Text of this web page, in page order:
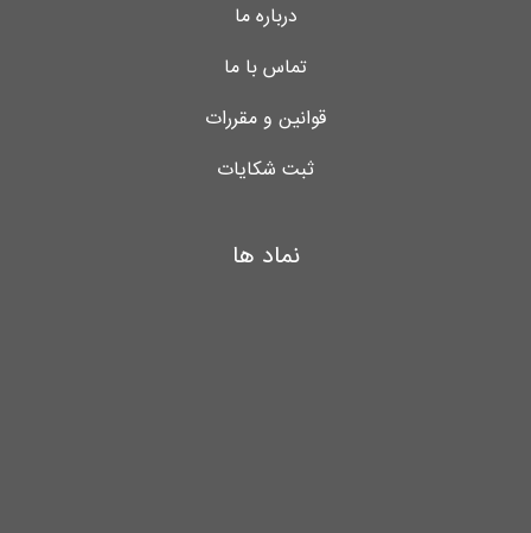
درباره ما
تماس با ما
قوانین و مقررات
ثبت شکایات
نماد ها